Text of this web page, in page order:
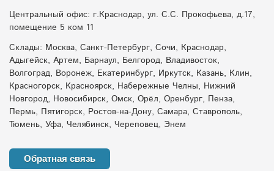
Центральный офис: г.Краснодар, ул. С.С. Прокофьева, д.17,
помещение 5 ком 11
Склады: Москва, Санкт-Петербург, Сочи, Краснодар,
Адыгейск, Артем, Барнаул, Белгород, Владивосток,
Волгоград, Воронеж, Екатеринбург, Иркутск, Казань, Клин,
Красногорск, Красноярск, Набережные Челны, Нижний
Новгород, Новосибирск, Омск, Орёл, Оренбург, Пенза,
Пермь, Пятигорск, Ростов-на-Дону, Самара, Ставрополь,
Тюмень, Уфа, Челябинск, Череповец, Энем
Обратная связь